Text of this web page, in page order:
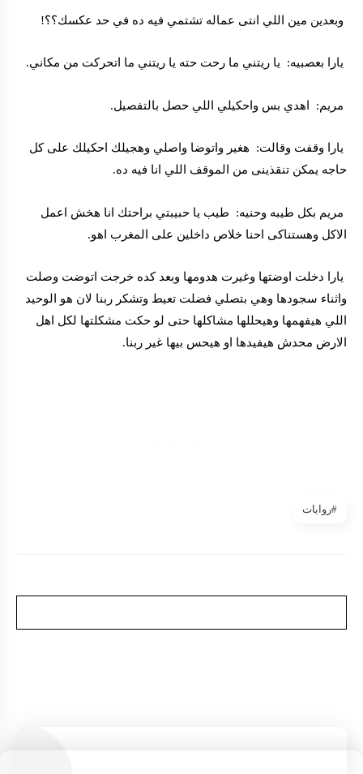
وبعدين مين اللي انتى عماله تشتمي فيه ده في حد عكسك؟؟!
يارا بعصبيه: يا ريتني ما رحت حته يا ريتني ما اتحركت من مكاني.
مريم: اهدي بس واحكيلي اللي حصل بالتفصيل.
يارا وقفت وقالت: هغير واتوضا واصلي وهجيلك احكيلك على كل
حاجه يمكن تنقذينى من الموقف اللي انا فيه ده.
مريم بكل طيبه وحنيه: طيب يا حبيبتي براحتك انا هخش اعمل
الاكل وهستناكى احنا خلاص داخلين على المغرب اهو.
يارا دخلت اوضتها وغيرت هدومها وبعد كده خرجت اتوضت وصلت
واثناء سجودها وهي بتصلي فضلت تعيط وتشكر ربنا لان هو الوحيد
اللي هيفهمها وهيحللها مشاكلها حتى لو حكت مشكلتها لكل اهل
الارض محدش هيفيدها او هيحس بيها غير ربنا.
#روايات